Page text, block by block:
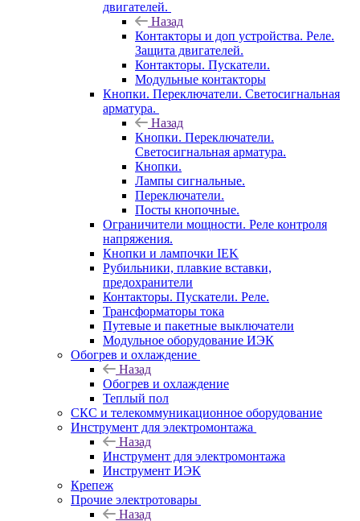
двигателей.
Назад
Контакторы и доп устройства. Реле.
Защита двигателей.
Контакторы. Пускатели.
Модульные контакторы
Кнопки. Переключатели. Светосигнальная
арматура.
Назад
Кнопки. Переключатели.
Светосигнальная арматура.
Кнопки.
Лампы сигнальные.
Переключатели.
Посты кнопочные.
Ограничители мощности. Реле контроля
напряжения.
Кнопки и лампочки IEK
Рубильники, плавкие вставки,
предохранители
Контакторы. Пускатели. Реле.
Трансформаторы тока
Путевые и пакетные выключатели
Модульное оборудование ИЭК
Обогрев и охлаждение
Назад
Обогрев и охлаждение
Теплый пол
СКС и телекоммуникационное оборудование
Инструмент для электромонтажа
Назад
Инструмент для электромонтажа
Инструмент ИЭК
Крепеж
Прочие электротовары
Назад